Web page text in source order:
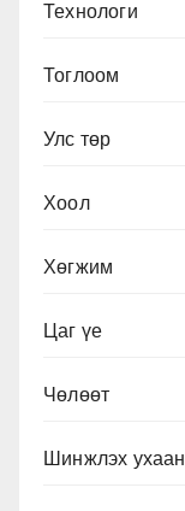
Технологи
Тоглоом
Улс төр
Хоол
Хөгжим
Цаг үе
Чөлөөт
Шинжлэх ухаан